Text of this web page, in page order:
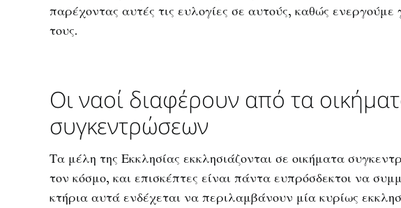
παρέχοντας αυτές τις ευλογίες σε αυτούς, καθώς ενεργούμε
τους.
Οι ναοί διαφέρουν από τα
συγκεντρώσεων
Τα μέλη της Εκκλησίας εκκλησιάζονται σε οικήματα
τον κόσμο, και επισκέπτες είναι πάντα ευπρόσδεκτοι να
κτήρια αυτά ενδέχεται να περιλαμβάνουν μία κυρίως